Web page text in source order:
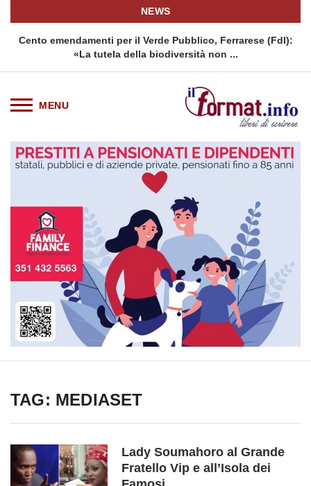
NEWS
Cento emendamenti per il Verde Pubblico, Ferrarese (FdI):
«La tutela della biodiversità non ...
TAG: MEDIASET
Lady Soumahoro al Grande
Fratello Vip e all’Isola dei